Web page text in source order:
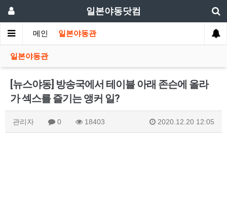
일본야동닷컴
메인 일본야동관
일본야동관
[뉴스야동] 방송국에서 테이블 아래 존슨에 올라
가 섹스를 즐기는 앵커 일?
관리자 0 18403 2020.12.20 12:05